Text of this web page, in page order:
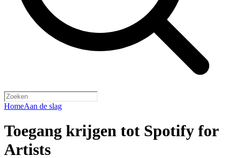
HomeAan de slag
Toegang krijgen tot Spotify for
Artists